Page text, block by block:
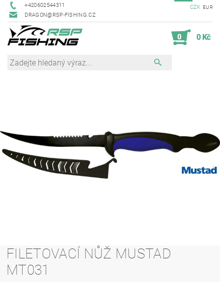
+420602544311
DRAGON@RSP-FISHING.CZ
CZK EUR
0 0 Kč
FILETOVACÍ NŮŽ MUSTAD
MT031